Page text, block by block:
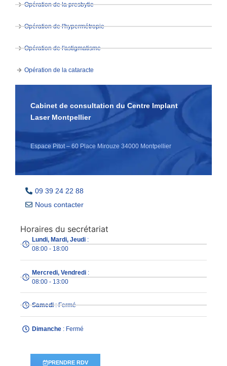
Opération de la presbytie
Opération de l'hypermétropie
Opération de l'astigmatisme
Opération de la cataracte
Cabinet de consultation du Centre Implant
Laser Montpellier
Espace Pitot – 60 Place Mirouze 34000 Montpellier
09 39 24 22 88
Nous contacter
Horaires du secrétariat
Lundi, Mardi, Jeudi:
08:00 - 18:00
Mercredi, Vendredi:
08:00 - 13:00
Samedi: Fermé
Dimanche: Fermé
PRENDRE RDV